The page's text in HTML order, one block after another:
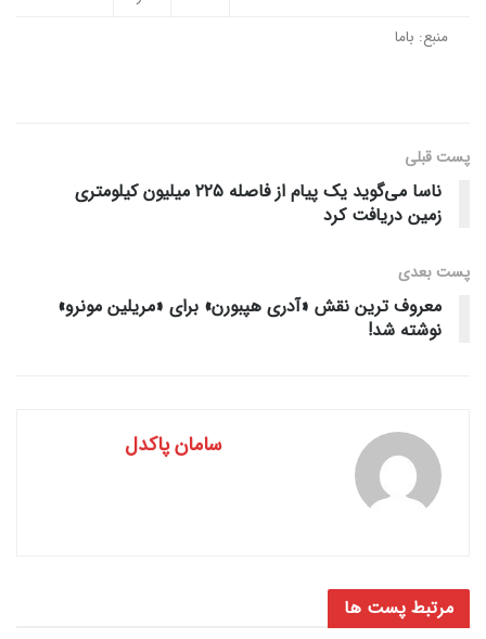
منبع: باما
پست قبلی
ناسا می‌گوید یک پیام از فاصله ۲۲۵ میلیون کیلومتری
زمین دریافت کرد
پست‌ بعدی
معروف ترین نقش «آدری هپبورن» برای «مریلین مونرو»
نوشته شد!
سامان پاکدل
مرتبط پست ها